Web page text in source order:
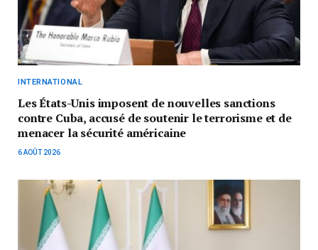
INTERNATIONAL
Les États-Unis imposent de nouvelles sanctions
contre Cuba, accusé de soutenir le terrorisme et de
menacer la sécurité américaine
6 AOÛT 2026